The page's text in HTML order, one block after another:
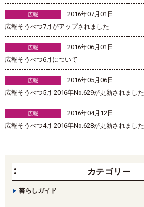
広報
2016年07月01日
広報そうべつ7月がアップされました
広報
2016年06月01日
広報そうべつ6月について
広報
2016年05月06日
広報そうべつ5月 2016年No.629が更新されました
広報
2016年04月12日
広報そうべつ4月 2016年No.628が更新されました
カテゴリー
暮らしガイド